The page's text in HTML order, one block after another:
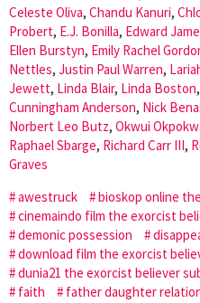
Celeste Oliva, Chandu Kanuri,
Probert, E.J. Bonilla, Edward
Ellen Burstyn, Emily Rachel
Nettles, Justin Paul Warren,
Jewett, Linda Blair, Linda Boston,
Cunningham Anderson, Nick
Norbert Leo Butz, Okwui
Raphael Sbarge, Richard Carr III,
Graves
awestruck
bioskop online
cinemaindo film the exorcist
demonic possession
download film the exorcist
dunia21 the exorcist believer
faith
father daughter